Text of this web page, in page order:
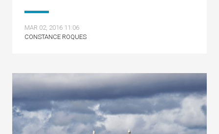
MAR 02, 2016 11:06
CONSTANCE ROQUES